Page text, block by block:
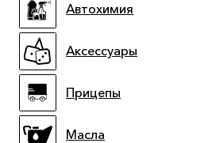
Автохимия
Аксессуары
Прицепы
Масла